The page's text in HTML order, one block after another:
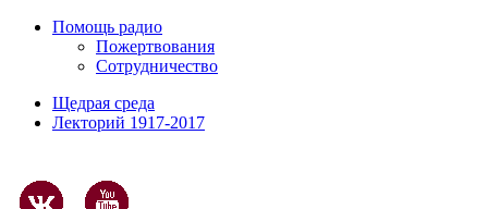
Помощь радио
Пожертвования
Сотрудничество
Щедрая среда
Лекторий 1917-2017